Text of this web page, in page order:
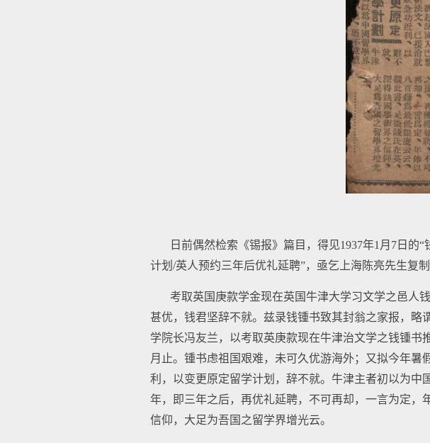
日前偶然检索《锡报》篇目，得见1937年1月7日
计划/英人预约三年后优礼延聘”，亟乞上海陈亮先生复
考取英国庚款学金现在英国牛津大学习文学之邑人
甚优，钱君坚辞不就。兹录钱锺书致其封翁之家报，
学院长冯友兰，以考取英庚款现在牛津治文学之钱锺
月止。锺书虑祖国艰难，未可久优游海外；又拟今年
利，以变更原定留学计划，辞不就。牛津主者初以为
年，即三年之后，再优礼延聘，不可再却，一言为定，
信仰，大足为吾国之留学界增光云。